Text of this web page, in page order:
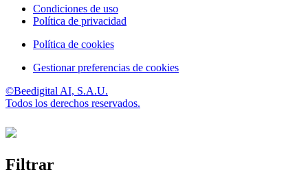
Condiciones de uso
Política de privacidad
Política de cookies
Gestionar preferencias de cookies
©Beedigital AI, S.A.U.
Todos los derechos reservados.
Filtrar